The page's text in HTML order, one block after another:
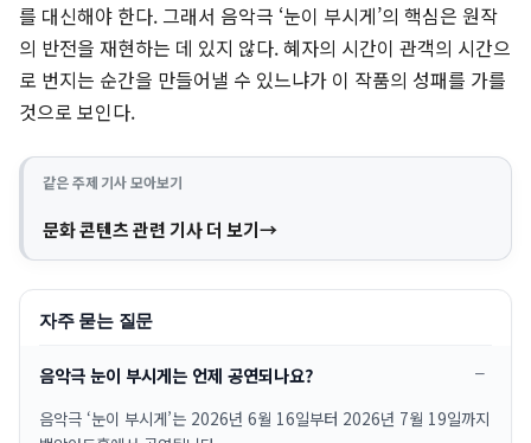
를 대신해야 한다. 그래서 음악극 ‘눈이 부시게’의 핵심은 원작
의 반전을 재현하는 데 있지 않다. 혜자의 시간이 관객의 시간으
로 번지는 순간을 만들어낼 수 있느냐가 이 작품의 성패를 가를
것으로 보인다.
같은 주제 기사 모아보기
문화 콘텐츠 관련 기사 더 보기
자주 묻는 질문
음악극 눈이 부시게는 언제 공연되나요?
음악극 ‘눈이 부시게’는 2026년 6월 16일부터 2026년 7월 19일까지